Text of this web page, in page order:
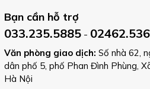
Bạn cần hỗ trợ
033.235.5885 -
Văn phòng giao dịch: Số nhà 62,
dân phố 5, phố Phan Đình Phùng,
Hà Nội